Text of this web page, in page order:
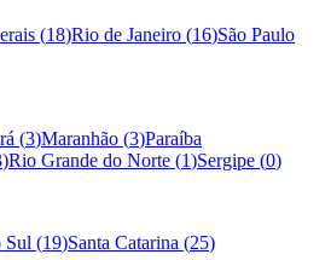
(18)Rio de Janeiro (16)São Paulo
(3)Maranhão (3)Paraíba
)Rio Grande do Norte (1)Sergipe (0)
Sul (19)Santa Catarina (25)